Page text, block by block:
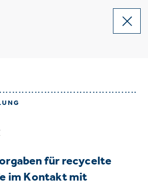
für recycelte
im Kontakt mit